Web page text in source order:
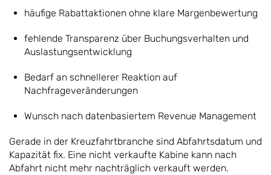
häufige Rabattaktionen ohne klare Margenbewertung
fehlende Transparenz über Buchungsverhalten und
Auslastungsentwicklung
Bedarf an schnellerer Reaktion auf
Nachfrageveränderungen
Wunsch nach datenbasiertem Revenue Management
Gerade in der Kreuzfahrtbranche sind Abfahrtsdatum und
Kapazität fix. Eine nicht verkaufte Kabine kann nach
Abfahrt nicht mehr nachträglich verkauft werden.